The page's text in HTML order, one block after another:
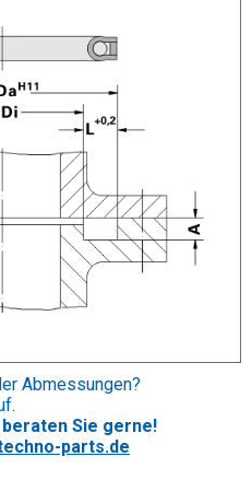
Abmessungen?
Sie gerne!
parts.de